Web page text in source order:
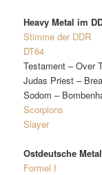
Heavy Metal im
Stimme der DDR
DT64
Testament – Over
Judas Priest –
Sodom –
Scorpions
Slayer
Ostdeutsche
Formel I